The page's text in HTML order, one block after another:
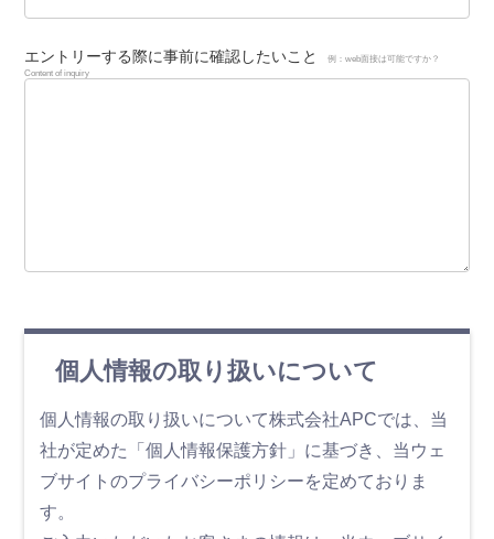
エントリーする際に事前に確認したいこと
例：web面接は可能ですか？
Content of inquiry
個人情報の取り扱いについて
個人情報の取り扱いについて株式会社APCでは、当
社が定めた「個人情報保護方針」に基づき、当ウェ
ブサイトのプライバシーポリシーを定めておりま
す。